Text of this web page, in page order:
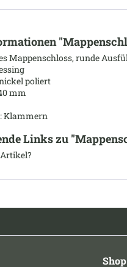
Mappenschloss, runde
poliert
mm
Klammern
Links zu